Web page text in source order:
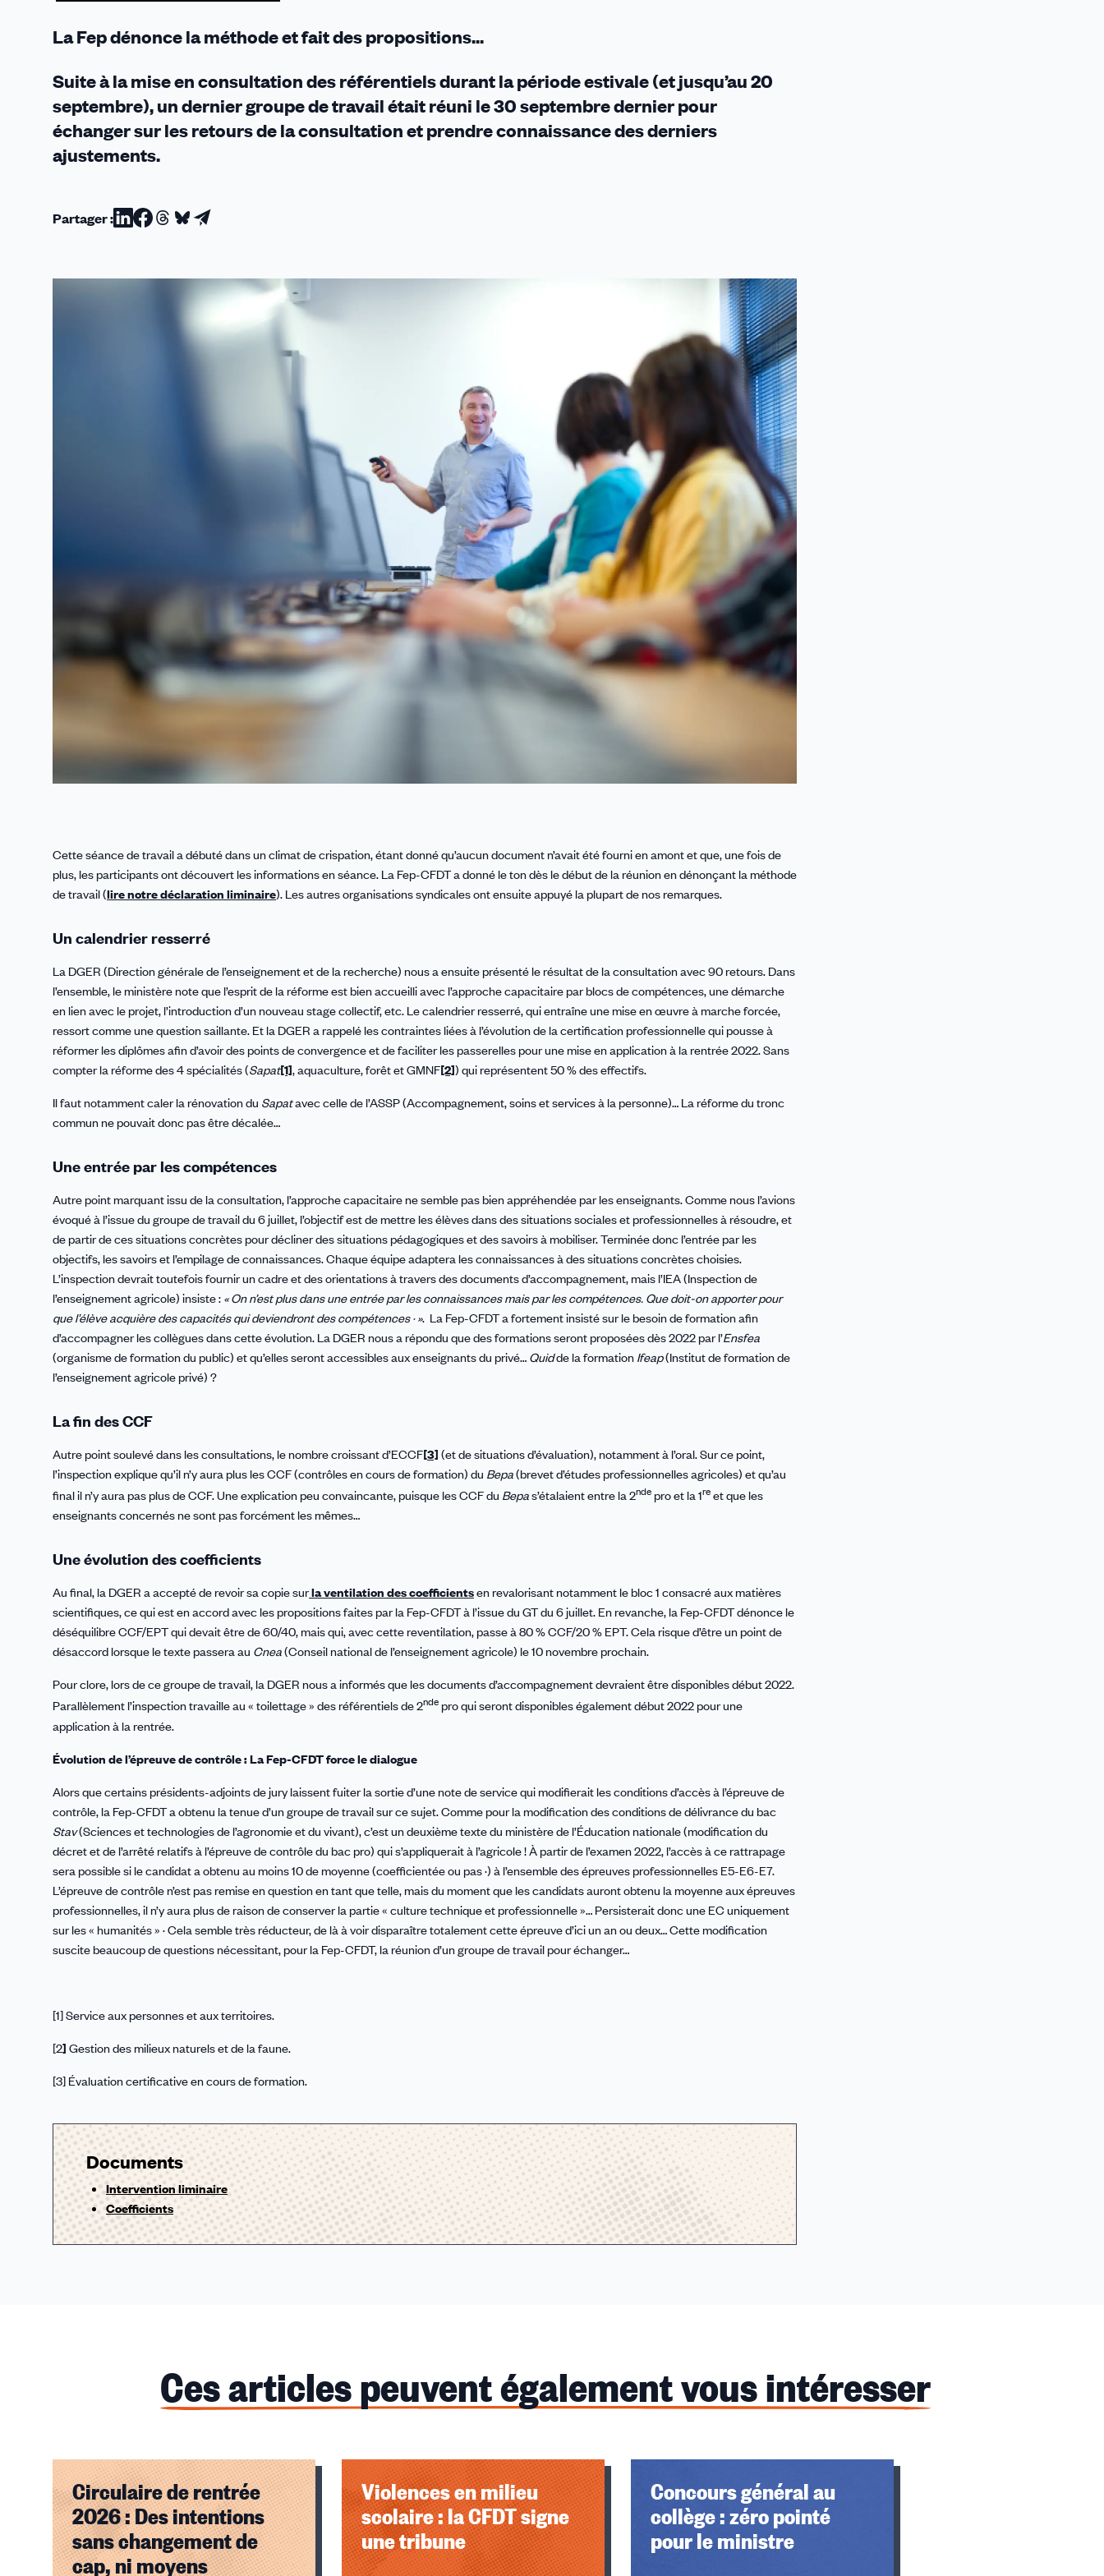
pro
La Fep dénonce la méthode et fait des propositions...
Suite à la mise en consultation des référentiels durant la période estivale (et jusqu’au 20
septembre), un dernier groupe de travail était réuni le 30 septembre dernier pour
échanger sur les retours de la consultation et prendre connaissance des derniers
ajustements.
Partager :Partager
Linkedin
Partager
Facebook
Partager
Threads
Partager
Bluesky
Partager
email
Cette séance de travail a débuté dans un climat de crispation, étant donné qu’aucun document n’avait été fourni en amont et que, une fois de
plus, les participants ont découvert les informations en séance. La Fep-CFDT a donné le ton dès le début de la réunion en dénonçant la méthode
de travail (lire notre déclaration liminaire). Les autres organisations syndicales ont ensuite appuyé la plupart de nos remarques.
Un calendrier resserré
La DGER (Direction générale de l’enseignement et de la recherche) nous a ensuite présenté le résultat de la consultation avec 90 retours. Dans
l’ensemble, le ministère note que l’esprit de la réforme est bien accueilli avec l’approche capacitaire par blocs de compétences, une démarche
en lien avec le projet, l’introduction d’un nouveau stage collectif, etc. Le calendrier resserré, qui entraîne une mise en œuvre à marche forcée,
ressort comme une question saillante. Et la DGER a rappelé les contraintes liées à l’évolution de la certification professionnelle qui pousse à
réformer les diplômes afin d’avoir des points de convergence et de faciliter les passerelles pour une mise en application à la rentrée 2022. Sans
compter la réforme des 4 spécialités (Sapat[1], aquaculture, forêt et GMNF[2]) qui représentent 50 % des effectifs.
Il faut notamment caler la rénovation du Sapatavec celle de l’ASSP (Accompagnement, soins et services à la personne)… La réforme du tronc
commun ne pouvait donc pas être décalée…
Une entrée par les compétences
Autre point marquant issu de la consultation, l’approche capacitaire ne semble pas bien appréhendée par les enseignants. Comme nous l’avions
évoqué à l’issue du groupe de travail du 6 juillet, l’objectif est de mettre les élèves dans des situations sociales et professionnelles à résoudre, et
de partir de ces situations concrètes pour décliner des situations pédagogiques et des savoirs à mobiliser. Terminée donc l’entrée par les
objectifs, les savoirs et l’empilage de connaissances. Chaque équipe adaptera les connaissances à des situations concrètes choisies.
L’inspection devrait toutefois fournir un cadre et des orientations à travers des documents d’accompagnement, mais l’IEA (Inspection de
l’enseignement agricole) insiste : « On n’est plus dans une entrée par les connaissances mais par les compétences. Que doit-on apporter pour
que l’élève acquière des capacités qui deviendront des compétences · ». La Fep-CFDT a fortement insisté sur le besoin de formation afin
d’accompagner les collègues dans cette évolution. La DGER nous a répondu que des formations seront proposées dès 2022 par l’Ensfea
(organisme de formation du public) et qu’elles seront accessibles aux enseignants du privé… Quidde la formation Ifeap(Institut de formation de
l’enseignement agricole privé) ?
La fin des CCF
Autre point soulevé dans les consultations, le nombre croissant d’ECCF[3] (et de situations d’évaluation), notamment à l’oral. Sur ce point,
l’inspection explique qu’il n’y aura plus les CCF (contrôles en cours de formation) du Bepa(brevet d’études professionnelles agricoles) et qu’au
final il n’y aura pas plus de CCF. Une explication peu convaincante, puisque les CCF du Bepas’étalaient entre la 2nde pro et la 1reet que les
enseignants concernés ne sont pas forcément les mêmes…
Une évolution des coefficients
Au final, la DGER a accepté de revoir sa copie surla ventilation des coefficientsen revalorisant notamment le bloc 1 consacré aux matières
scientifiques, ce qui est en accord avec les propositions faites par la Fep-CFDT à l’issue du GT du 6 juillet. En revanche, la Fep-CFDT dénonce le
déséquilibre CCF/EPT qui devait être de 60/40, mais qui, avec cette reventilation, passe à 80 % CCF/20 % EPT. Cela risque d’être un point de
désaccord lorsque le texte passera au Cnea(Conseil national de l’enseignement agricole) le 10 novembre prochain.
Pour clore, lors de ce groupe de travail, la DGER nous a informés que les documents d’accompagnement devraient être disponibles début 2022.
Parallèlement l’inspection travaille au « toilettage » des référentiels de 2nde pro qui seront disponibles également début 2022 pour une
application à la rentrée.
Évolution de l’épreuve de contrôle : La Fep-CFDT force le dialogue
Alors que certains présidents-adjoints de jury laissent fuiter la sortie d’une note de service qui modifierait les conditions d’accès à l’épreuve de
contrôle, la Fep-CFDT a obtenu la tenue d’un groupe de travail sur ce sujet. Comme pour la modification des conditions de délivrance du bac
Stav(Sciences et technologies de l’agronomie et du vivant), c’est un deuxième texte du ministère de l’Éducation nationale (modification du
décret et de l’arrêté relatifs à l’épreuve de contrôle du bac pro) qui s’appliquerait à l’agricole ! À partir de l’examen 2022, l’accès à ce rattrapage
sera possible si le candidat a obtenu au moins 10 de moyenne (coefficientée ou pas ·) à l’ensemble des épreuves professionnelles E5-E6-E7.
L’épreuve de contrôle n’est pas remise en question en tant que telle, mais du moment que les candidats auront obtenu la moyenne aux épreuves
professionnelles, il n’y aura plus de raison de conserver la partie « culture technique et professionnelle »… Persisterait donc une EC uniquement
sur les « humanités » · Cela semble très réducteur, de là à voir disparaître totalement cette épreuve d’ici un an ou deux… Cette modification
suscite beaucoup de questions nécessitant, pour la Fep-CFDT, la réunion d’un groupe de travail pour échanger…
[1]Service aux personnes et aux territoires.
[2] Gestion des milieux naturels et de la faune.
[3] Évaluation certificative en cours de formation.
Documents
Intervention liminaire
Coefficients
Ces articles peuvent également vous intéresser
Circulaire de rentrée
2026 : Des intentions
sans changement de
cap, ni moyens
Violences en milieu
scolaire : la CFDT signe
une tribune
Concours général au
collège : zéro pointé
pour le ministre